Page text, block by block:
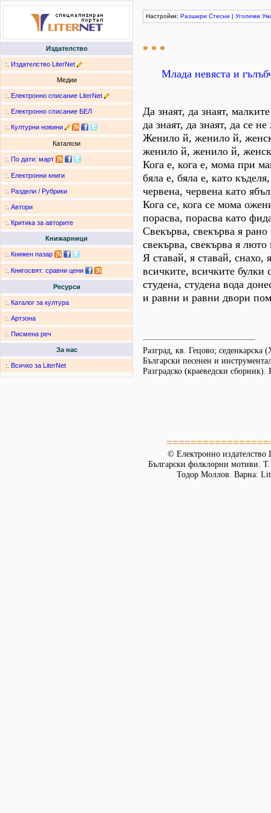
Издателство
:. Издателство LiterNet
Медии
:. Електронно списание LiterNet
:. Електронно списание БЕЛ
:. Културни новини
Каталози
:. По дати: март
:. Електронни книги
:. Раздели / Рубрики
:. Автори
:. Критика за авторите
Книжарници
:. Книжен пазар
:. Книгосвят: сравни цени
Ресурси
:. Каталог за култура
:. Артзона
:. Писмена реч
За нас
:. Всичко за LiterNet
Настройки: Разшири Стесни | Уголеми
* * *
Млада невяста и
Да знаят, да знаят,
да знаят, да знаят, да се
Женило й, женило й,
женило й, женило й,
Кога е, кога е, мома при
бяла е, бяла е, като
червена, червена като
Кога се, кога се мома
порасва, порасва като
Свекърва, свекърва я
свекърва, свекърва я
Я ставай, я ставай, снахо,
всичките, всичките булки
студена, студена вода
и равни и равни двори
Разград, кв. Гецово; седенкарска
Български песенен и
Разградско (краеведски
© Електронно издателство
Български фолклорни мотиви.
Тодор Моллов. Варна: